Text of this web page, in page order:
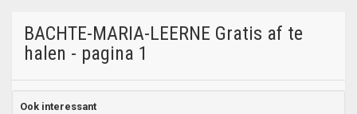
BACHTE-MARIA-LEERNE Gratis af te
halen - pagina 1
Ook interessant